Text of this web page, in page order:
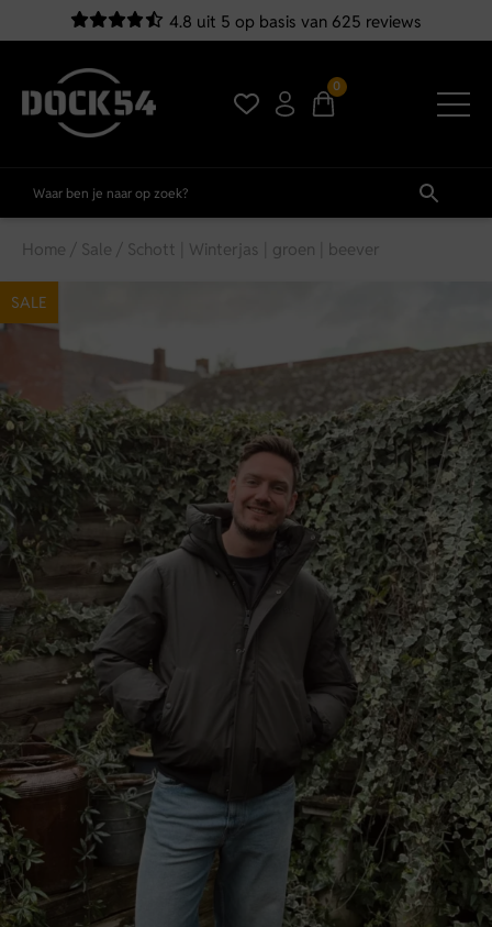
4.8 uit 5 op basis van 625 reviews
0
Home / Sale / Schott | Winterjas | groen | beever
SALE